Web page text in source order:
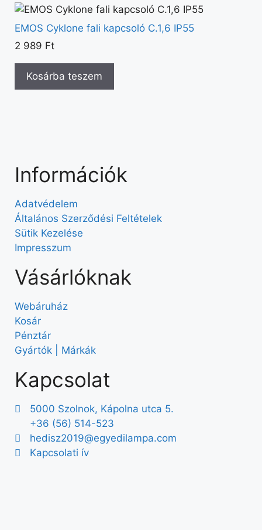
EMOS Cyklone fali kapcsoló C.1,6 IP55
2 989 Ft
Kosárba teszem
Információk
Adatvédelem
Általános Szerződési Feltételek
Sütik Kezelése
Impresszum
Vásárlóknak
Webáruház
Kosár
Pénztár
Gyártók | Márkák
Kapcsolat
5000 Szolnok, Kápolna utca 5.
+36 (56) 514-523
hedisz2019@egyedilampa.com
Kapcsolati ív